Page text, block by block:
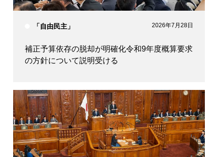
「自由民主」 2026年7月28日
補正予算依存の脱却が明確化令和9年度概算要求
の方針について説明受ける